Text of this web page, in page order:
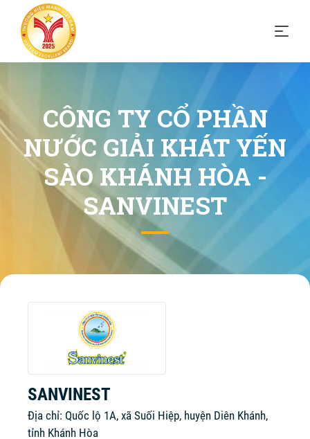
CÔNG TY CỔ PHẦN
NƯỚC GIẢI KHÁT YẾN
SÀO KHÁNH HÒA -
SANVINEST
SANVINEST
Địa chỉ: Quốc lộ 1A, xã Suối Hiệp, huyện Diên Khánh,
tỉnh Khánh Hòa